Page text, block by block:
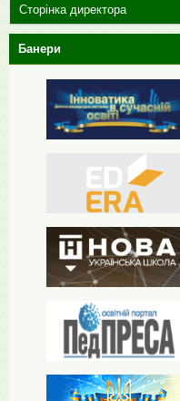
Сторінка директора
Банери